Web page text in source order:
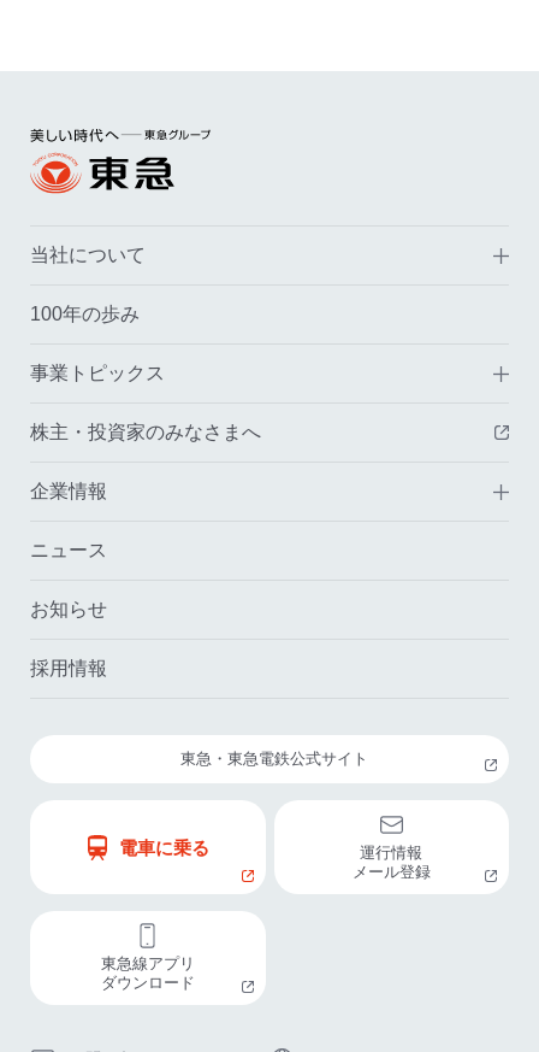
当社について
100年の歩み
事業トピックス
株主・投資家のみなさまへ
企業情報
ニュース
お知らせ
採用情報
東急・東急電鉄公式サイト
電車に乗る
運行情報
メール登録
東急線アプリ
ダウンロード